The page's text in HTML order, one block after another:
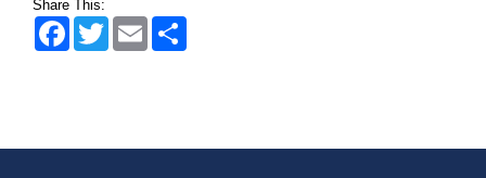
Admission Fair Summer 2026 underway at Stamford
University Bangladesh
Share This:
FacebookTwitter Email